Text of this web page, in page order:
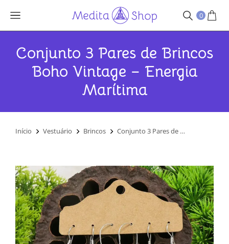
0
Conjunto 3 Pares de Brincos
Boho Vintage – Energia
Marítima
Você está aqui:
Início Vestuário Brincos Conjunto 3 Pares de …